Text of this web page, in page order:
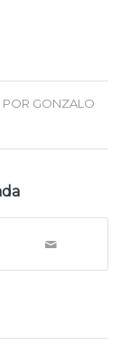
POR GONZALO